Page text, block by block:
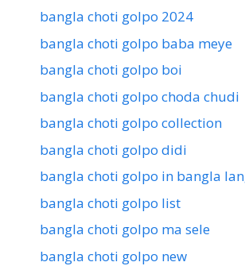
bangla choti golpo 2024
bangla choti golpo baba meye
bangla choti golpo boi
bangla choti golpo choda chudi
bangla choti golpo collection
bangla choti golpo didi
bangla choti golpo in bangla
bangla choti golpo list
bangla choti golpo ma sele
bangla choti golpo new